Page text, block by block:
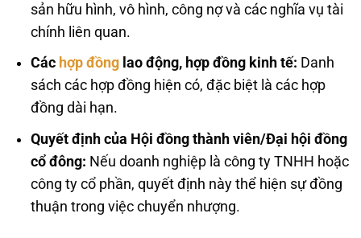
sản hữu hình, vô hình, công nợ và các nghĩa vụ tài
chính liên quan.
Cáchợp đồnglao động, hợp đồng kinh tế: Danh
sách các hợp đồng hiện có, đặc biệt là các hợp
đồng dài hạn.
Quyết định của Hội đồng thành viên/Đại hội đồng
cổ đông: Nếu doanh nghiệp là công ty TNHH hoặc
công ty cổ phần, quyết định này thể hiện sự đồng
thuận trong việc chuyển nhượng.